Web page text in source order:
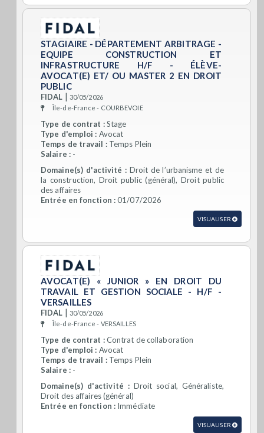
STAGIAIRE - DÉPARTEMENT ARBITRAGE -
EQUIPE CONSTRUCTION ET
INFRASTRUCTURE H/F - ÉLÈVE-
AVOCAT(E) ET/ OU MASTER 2 EN DROIT
PUBLIC
FIDAL | 30/05/2026
Île-de-France - COURBEVOIE
Type de contrat :Stage
Type d'emploi : Avocat
Temps de travail :Temps Plein
Salaire :-
Domaine(s) d'activité : Droit de l’urbanisme et de
la construction, Droit public (général), Droit public
des affaires
Entrée en fonction :01/07/2026
VISUALISER
AVOCAT(E) « JUNIOR » EN DROIT DU
TRAVAIL ET GESTION SOCIALE - H/F -
VERSAILLES
FIDAL | 30/05/2026
Île-de-France - VERSAILLES
Type de contrat :Contrat de collaboration
Type d'emploi : Avocat
Temps de travail :Temps Plein
Salaire :-
Domaine(s) d'activité :Droit social, Généraliste,
Droit des affaires (général)
Entrée en fonction : Immédiate
VISUALISER